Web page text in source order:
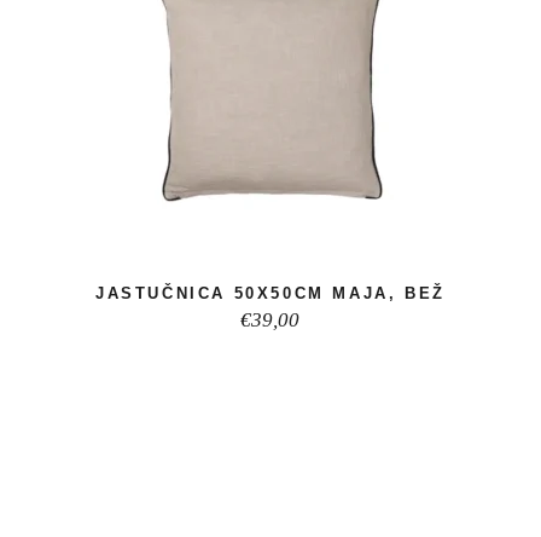
JASTUČNICA 50X50CM MAJA, BEŽ
€39,00